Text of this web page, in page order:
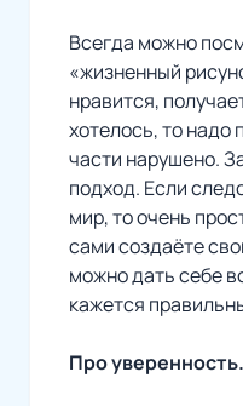
Всегда можно
«жизненный
нравится,
хотелось, то надо
части нарушено.
подход. Если
мир, то очень
сами создаёте
можно дать себе
кажется
Про уверенность.